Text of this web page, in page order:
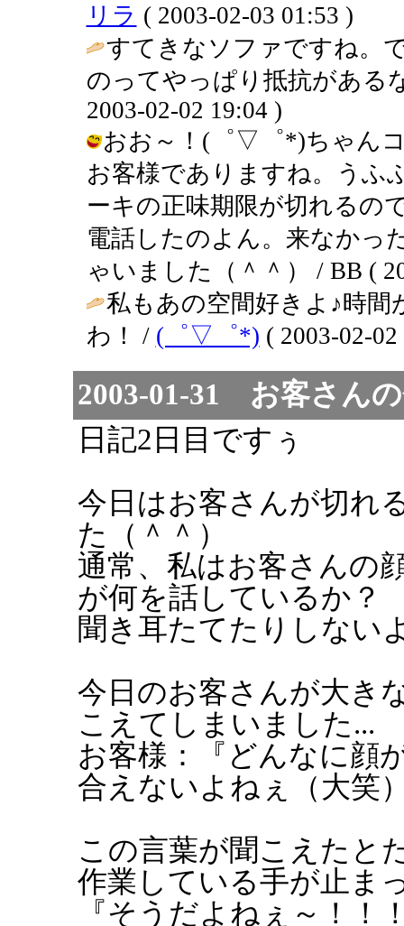
リラ ( 2003-02-03 01:53 )
すてきなソファですね。
のってやっぱり抵抗がある
2003-02-02 19:04 )
おお～！(゜▽゜*)ちゃん
お客様でありますね。うふ
ーキの正味期限が切れるの
電話したのよん。来なかっ
ゃいました（＾＾） / BB (
私もあの空間好きよ♪時
わ！ / (゜▽゜*) ( 2003-02-
2003-01-31 お客さん
日記2日目ですぅ
今日はお客さんが切れ
た（＾＾）
通常、私はお客さんの
が何を話しているか？
聞き耳たてたりしない
今日のお客さんが大き
こえてしまいました...
お客様：『どんなに顔
合えないよねぇ（大笑
この言葉が聞こえたと
作業している手が止ま
『そうだよねぇ～！！